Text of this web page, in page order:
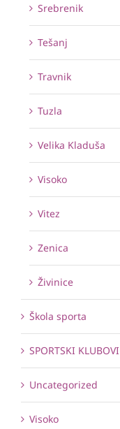
Srebrenik
Tešanj
Travnik
Tuzla
Velika Kladuša
Visoko
Vitez
Zenica
Živinice
Škola sporta
SPORTSKI KLUBOVI
Uncategorized
Visoko